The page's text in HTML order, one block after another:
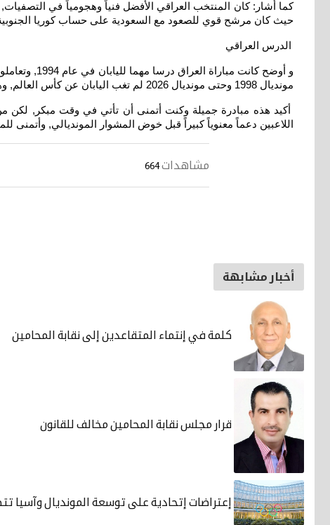
كما أشار: كان المنتخب العراقي الأفضل فنياً وهجومياً في التصفيات,
حيث كان مرشح قوي للصعود مع السعودية على حساب كوريا
الدرس العراقي
و أوضح
مونديال 1998 وحتى مونديال 2026 لم تغب اليابان عن كأس العالم, وهذا دليل على أهمية التخطيط والدراسة والعمل المهني لتجاوز الأخطاء وتحقيق الاستمرارية
اللاعبين دعماً معنوياً كبيراً قبل خوض المشوار المونديالي, وأتمنى
مشاهدات 664
أخبار مشابهة
كلمة في إنتماء المتقاعدين إلى نقابة المحامين
قرار مجلس نقابة المحامين مخالف للقانون
إعتراضات إتحادية على توسعة المونديال وآسيا